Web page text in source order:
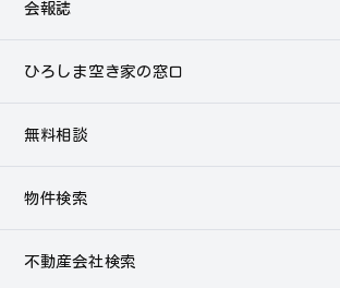
会報誌
ひろしま空き家の窓口
無料相談
物件検索
不動産会社検索